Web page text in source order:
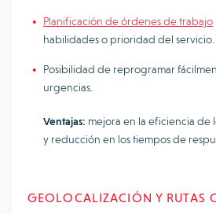
Planificación de órdenes de trabajo
habilidades o prioridad del servicio.
Posibilidad de reprogramar
urgencias.
Ventajas: mejora en la eficiencia de
y reducción en los tiempos de
GEOLOCALIZACIÓN Y RUTAS